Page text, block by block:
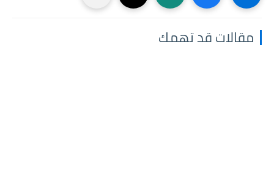
مقالات قد تهمك